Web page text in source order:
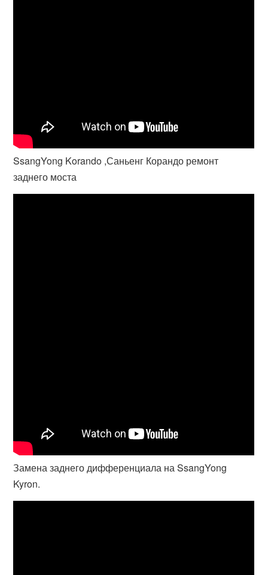
SsangYong Korando ,Саньенг Корандо ремонт
заднего моста
Замена заднего дифференциала на SsangYong
Kyron.